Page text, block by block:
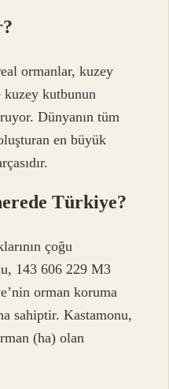
ormanlar, kuzey
kutbunun
Dünyanın tüm
en büyük
Türkiye?
çoğu
143 606 229 M3
orman koruma
sahiptir. Kastamonu,
(ha) olan